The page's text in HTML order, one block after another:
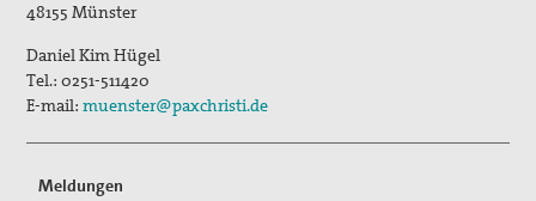
48155 Münster
Daniel Kim Hügel
Tel.:0251-511420
E-mail:muenster@paxchristi.de
Meldungen